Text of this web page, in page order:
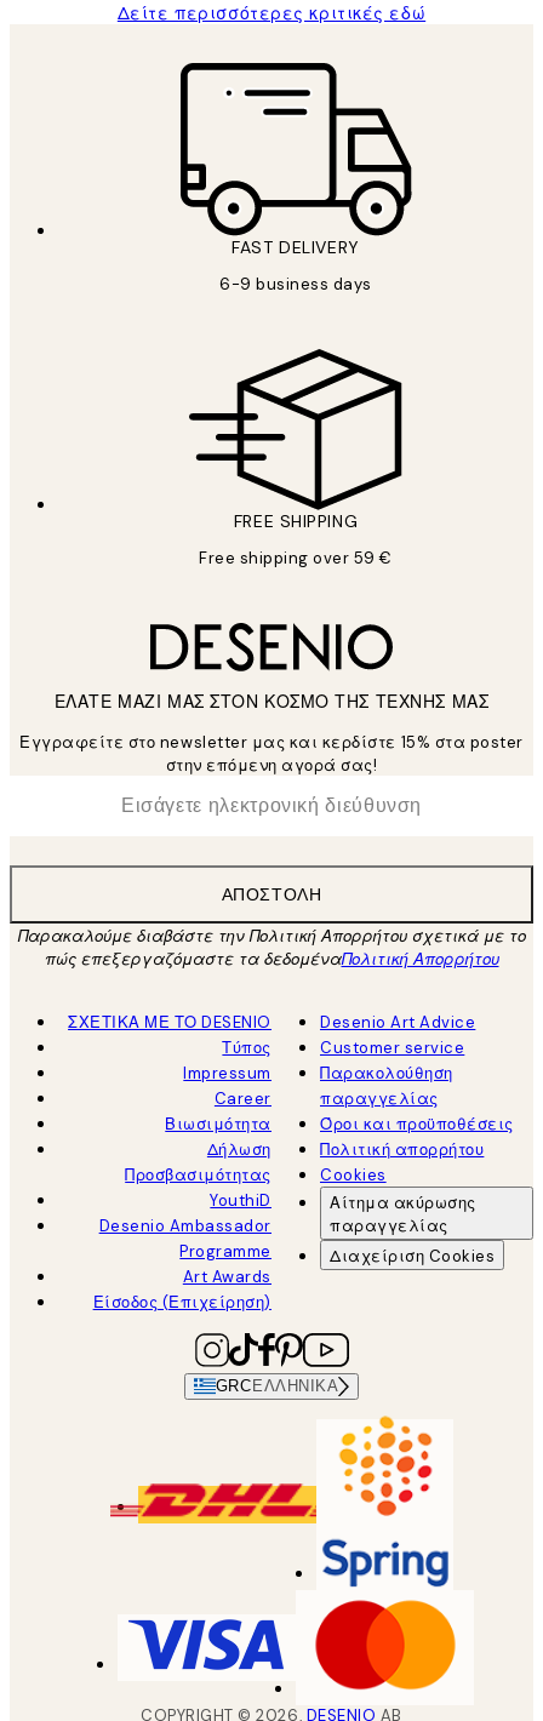
Δείτε περισσότερες κριτικές εδώ
FAST DELIVERY
6-9 business days
FREE SHIPPING
Free shipping over 59 €
ΕΛΑΤΕ ΜΑΖΙ ΜΑΣ ΣΤΟΝ ΚΟΣΜΟ ΤΗΣ ΤΕΧΝΗΣ ΜΑΣ
Εγγραφείτε στο newsletter μας και κερδίστε 15% στα poster
στην επόμενη αγορά σας!
Ηλεκτρονική Διεύθυνση
ΑΠΟΣΤΟΛΉ
Παρακαλούμε διαβάστε την Πολιτική Απορρήτου σχετικά με το
πώς επεξεργαζόμαστε τα δεδομέναΠολιτική Απορρήτου
ΣΧΕΤΙΚΑ ΜΕ ΤΟ DESENIO
Τύπος
Impressum
Career
Βιωσιμότητα
Δήλωση
Προσβασιμότητας
YouthiD
Desenio Ambassador
Programme
Art Awards
Είσοδος (Επιχείρηση)
Desenio Art Advice
Customer service
Παρακολούθηση
παραγγελίας
Όροι και προϋποθέσεις
Πολιτική απορρήτου
Cookies
Αίτημα ακύρωσης
παραγγελίας
Διαχείριση Cookies
GRC ΕΛΛΗΝΙΚΆ
COPYRIGHT ©2026, DESENIO AB